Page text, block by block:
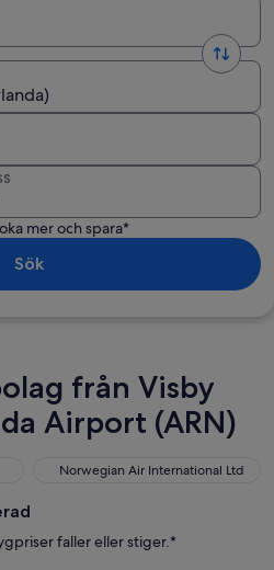
mer och spara*
Sök
från Visby
Airport (ARN)
Norwegian Air International Ltd
Norwegian Air International
faller eller stiger.*